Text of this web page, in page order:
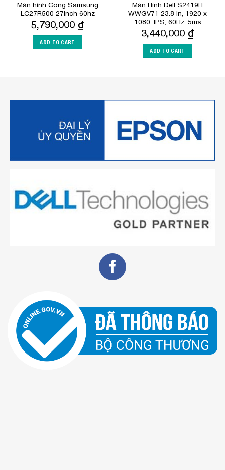
Màn hình Cong Samsung
LC27R500 27inch 60hz
5,790,000 ₫
ADD TO CART
Màn Hình Dell S2419H
WWGV71 23.8 in, 1920 x
1080, IPS, 60Hz, 5ms
3,440,000 ₫
ADD TO CART